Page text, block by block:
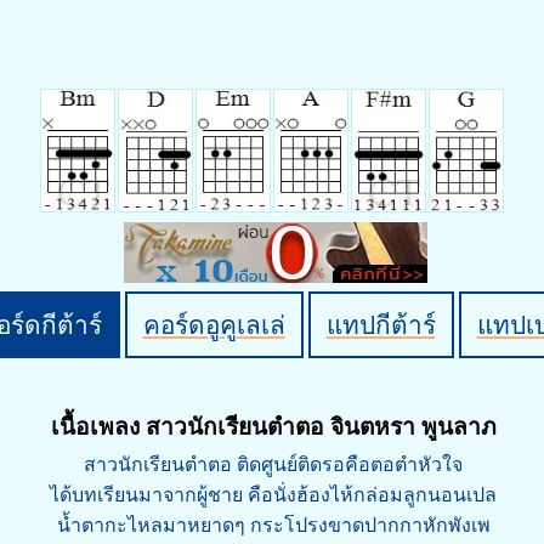
ร์ดกีต้าร์ คอร์ดอูคูเลเล่ แทปกีต้าร์ แทปเ
เนื้อเพลง สาวนักเรียนตำตอ จินตหรา พูนลาภ
สาวนักเรียนตำตอ ติดศูนย์ติดรอคือตอตำหัวใจ
ได้บทเรียนมาจากผู้ชาย คือนั่งฮ้องไห้กล่อมลูกนอนเปล
น้ำตากะไหลมาหยาดๆ กระโปรงขาดปากกาหักพังเพ